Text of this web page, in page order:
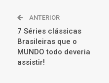
ANTERIOR
7 Séries clássicas
Brasileiras que o
MUNDO todo deveria
assistir!